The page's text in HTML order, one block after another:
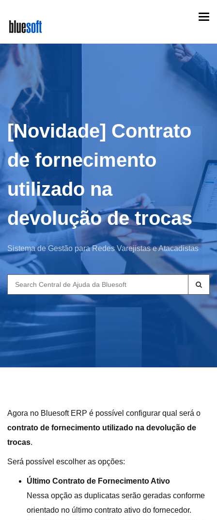
main
content
[Novidade] Contrato
de fornecimento
utilizado na
devolução de trocas
Sistema de Gestão para Redes Varejistas e Atacadistas
Search
for:
Agora no Bluesoft ERP é possível configurar qual será o
contrato de fornecimento utilizado na devolução de
trocas.
Será possível escolher as opções:
Último Contrato de Fornecimento Ativo
Nessa opção as duplicatas serão geradas conforme
orientado no último contrato ativo do fornecedor.